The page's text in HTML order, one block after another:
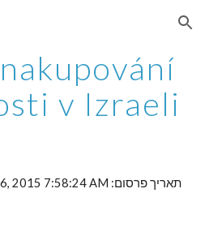
Skip to navigation
v Izraeli
תאריך פרסום: Feb 16, 2015 7:58:24 AM